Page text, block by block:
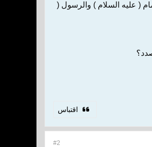
المحرمات ( كما في حياة الإمام ( عليه السلام ) والرسول (
اقتباس
#2